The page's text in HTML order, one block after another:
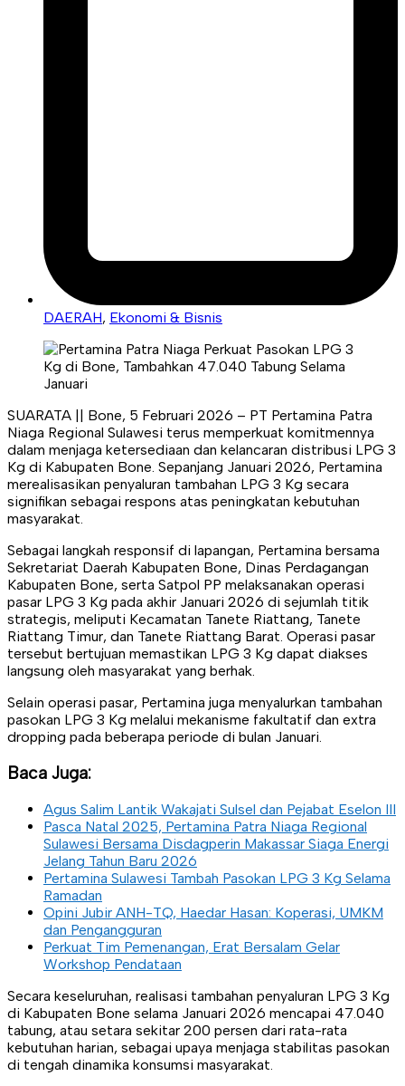
DAERAH, Ekonomi & Bisnis
SUARATA || Bone, 5 Februari 2026 – PT Pertamina Patra
Niaga Regional Sulawesi terus memperkuat komitmennya
dalam menjaga ketersediaan dan kelancaran distribusi LPG 3
Kg di Kabupaten Bone. Sepanjang Januari 2026, Pertamina
merealisasikan penyaluran tambahan LPG 3 Kg secara
signifikan sebagai respons atas peningkatan kebutuhan
masyarakat.
Sebagai langkah responsif di lapangan, Pertamina bersama
Sekretariat Daerah Kabupaten Bone, Dinas Perdagangan
Kabupaten Bone, serta Satpol PP melaksanakan operasi
pasar LPG 3 Kg pada akhir Januari 2026 di sejumlah titik
strategis, meliputi Kecamatan Tanete Riattang, Tanete
Riattang Timur, dan Tanete Riattang Barat. Operasi pasar
tersebut bertujuan memastikan LPG 3 Kg dapat diakses
langsung oleh masyarakat yang berhak.
Selain operasi pasar, Pertamina juga menyalurkan tambahan
pasokan LPG 3 Kg melalui mekanisme fakultatif dan extra
dropping pada beberapa periode di bulan Januari.
Baca Juga:
Agus Salim Lantik Wakajati Sulsel dan Pejabat Eselon III
Pasca Natal 2025, Pertamina Patra Niaga Regional
Sulawesi Bersama Disdagperin Makassar Siaga Energi
Jelang Tahun Baru 2026
Pertamina Sulawesi Tambah Pasokan LPG 3 Kg Selama
Ramadan
Opini Jubir ANH-TQ, Haedar Hasan: Koperasi, UMKM
dan Pengangguran
Perkuat Tim Pemenangan, Erat Bersalam Gelar
Workshop Pendataan
Secara keseluruhan, realisasi tambahan penyaluran LPG 3 Kg
di Kabupaten Bone selama Januari 2026 mencapai 47.040
tabung, atau setara sekitar 200 persen dari rata-rata
kebutuhan harian, sebagai upaya menjaga stabilitas pasokan
di tengah dinamika konsumsi masyarakat.